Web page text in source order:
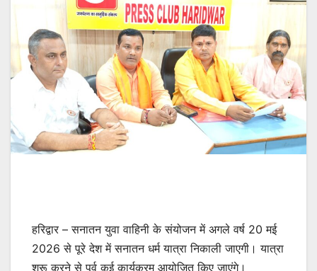
हरिद्वार – सनातन युवा वाहिनी के संयोजन में अगले वर्ष 20 मई
2026 से पूरे देश में सनातन धर्म यात्रा निकाली जाएगी। यात्रा
शुरू करने से पूर्व कई कार्यक्रम आयोजित किए जाएंगे।